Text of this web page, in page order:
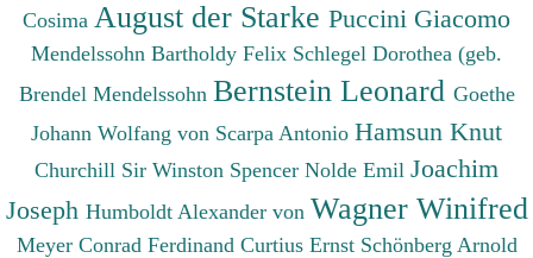
Cosima August der Starke Puccini Giacomo
Mendelssohn Bartholdy Felix Schlegel Dorothea (geb.
Brendel Mendelssohn Bernstein Leonard Goethe
Johann Wolfang von Scarpa Antonio Hamsun Knut
Churchill Sir Winston Spencer Nolde Emil Joachim
Joseph Humboldt Alexander von Wagner Winifred
Meyer Conrad Ferdinand Curtius Ernst Schönberg Arnold